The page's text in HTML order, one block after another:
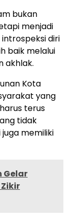
bukan
menjadi
diri
baik melalui
akhlak.
Kota
yang
terus
tidak
memiliki
Gelar